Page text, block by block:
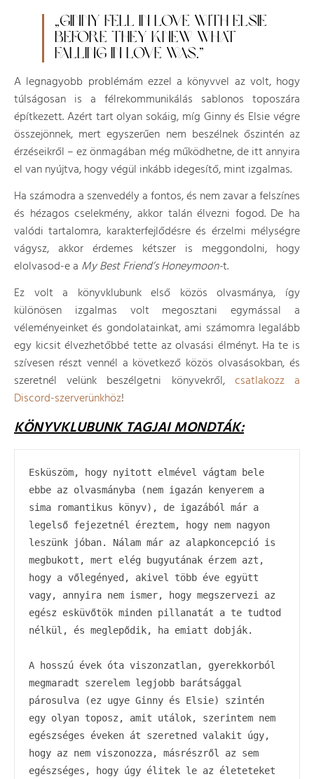
„GINNY FELL IN LOVE WITH ELSIE
BEFORE THEY KNEW WHAT
FALLING IN LOVE WAS.”
A legnagyobb problémám ezzel a könyvvel az volt, hogy
túlságosan is a félrekommunikálás sablonos toposzára
építkezett. Azért tart olyan sokáig, míg Ginny és Elsie végre
összejönnek, mert egyszerűen nem beszélnek őszintén az
érzéseikről – ez önmagában még működhetne, de itt annyira
el van nyújtva, hogy végül inkább idegesítő, mint izgalmas.
Ha számodra a szenvedély a fontos, és nem zavar a felszínes
és hézagos cselekmény, akkor talán élvezni fogod. De ha
valódi tartalomra, karakterfejlődésre és érzelmi mélységre
vágysz, akkor érdemes kétszer is meggondolni, hogy
elolvasod-e a My Best Friend’s Honeymoon-t.
Ez volt a könyvklubunk első közös olvasmánya, így
különösen izgalmas volt megosztani egymással a
véleményeinket és gondolatainkat, ami számomra legalább
egy kicsit élvezhetőbbé tette az olvasási élményt. Ha te is
szívesen részt vennél a következő közös olvasásokban, és
szeretnél velünk beszélgetni könyvekről, csatlakozz a
Discord-szerverünkhöz!
KÖNYVKLUBUNK TAGJAI MONDTÁK:
Esküszöm, hogy nyitott elmével vágtam bele
ebbe az olvasmányba (nem igazán kenyerem a
sima romantikus könyv), de igazából már a
legelső fejezetnél éreztem, hogy nem nagyon
leszünk jóban. Nálam már az alapkoncepció is
megbukott, mert elég bugyutának érzem azt,
hogy a vőlegényed, akivel több éve együtt
vagy, annyira nem ismer, hogy megszervezi az
egész esküvőtök minden pillanatát a te tudtod
nélkül, és meglepődik, ha emiatt dobják.
A hosszú évek óta viszonzatlan, gyerekkorból
megmaradt szerelem legjobb barátsággal
párosulva (ez ugye Ginny és Elsie) szintén
egy olyan toposz, amit utálok, szerintem nem
egészséges éveken át szeretned valakit úgy,
hogy az nem viszonozza, másrészről az sem
egészséges, hogy úgy élitek le az életeteket